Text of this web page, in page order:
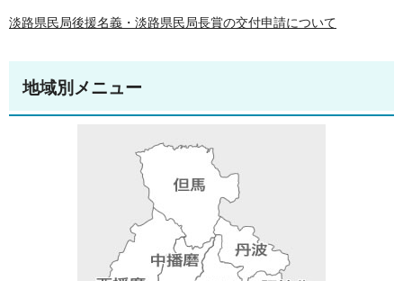
淡路県民局後援名義・淡路県民局長賞の交付申請について
地域別メニュー